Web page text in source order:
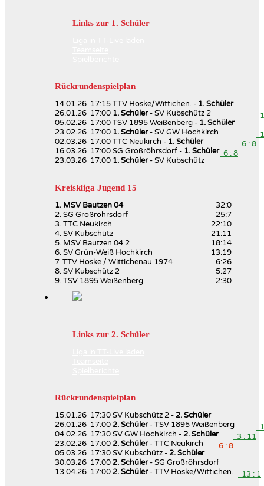
Links zur 1. Schüler
Rückrundenspielplan
14.01.26 17:15 TTV Hoske/Wittichen. - 1. Schüler
26.01.26 17:00 1. Schüler- SV Kubschütz 2
05.02.26 17:00 TSV 1895 Weißenberg - 1. Schüler
23.02.26 17:00 1. Schüler- SV GW Hochkirch
02.03.26 17:00 TTC Neukirch - 1. Schüler 6 : 8
16.03.26 17:00 SG Großröhrsdorf - 1. Schüler 6 : 8
23.03.26 17:00 1. Schüler- SV Kubschütz
Kreiskliga Jugend 15
1. MSV Bautzen 04
32:0
2. SG Großröhrsdorf
25:7
3. TTC Neukirch
22:10
4. SV Kubschütz
21:11
5. MSV Bautzen 04 2
18:14
6. SV Grün-Weiß Hochkirch
13:19
7. TTV Hoske / Wittichenau 1974
6:26
8. SV Kubschütz 2
5:27
9. TSV 1895 Weißenberg
2:30
Links zur 2. Schüler
Rückrundenspielplan
15.01.26 17:30 SV Kubschütz 2 - 2. Schüler
26.01.26 17:00 2. Schüler- TSV 1895 Weißenberg
04.02.26 17:30 SV GW Hochkirch - 2. Schüler 3 : 11
23.02.26 17:00 2. Schüler- TTC Neukirch 6 : 8
05.03.26 17:30 SV Kubschütz - 2. Schüler
30.03.26 17:00 2. Schüler- SG Großröhrsdorf
13.04.26 17:00 2. Schüler- TTV Hoske/Wittichen. 13 : 1